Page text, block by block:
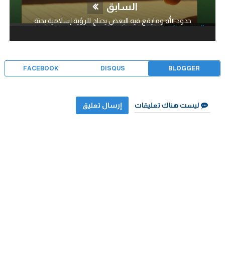
السابق
حدود الله ومايقع فيه البعض يحتاج للرؤية إسلامية بحتة
BLOGGER
DISQUS
FACEBOOK
ليست هناك تعليقات إرسال تعليق